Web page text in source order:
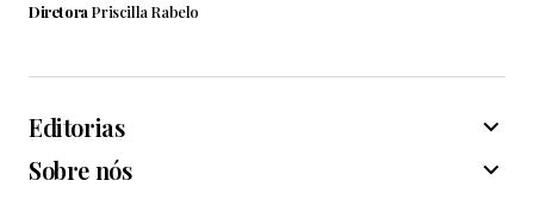
Diretora Priscilla Rabelo
Editorias
Sobre nós